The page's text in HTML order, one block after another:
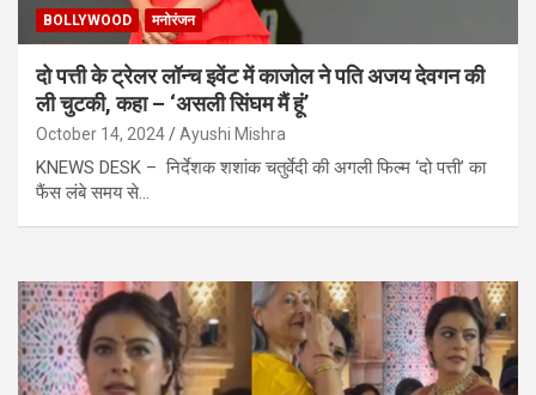
BOLLYWOOD मनोरंजन
दो पत्ती के ट्रेलर लॉन्च इवेंट में काजोल ने पति अजय देवगन की
ली चुटकी, कहा – ‘असली सिंघम मैं हूं’
October 14, 2024 Ayushi Mishra
KNEWS DESK – निर्देशक शशांक चतुर्वेदी की अगली फिल्म ‘दो पत्ती’ का
फैंस लंबे समय से…